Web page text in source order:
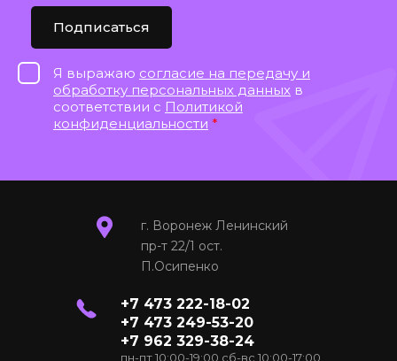
Я выражаю согласие на передачу и
обработку персональных данных в
соответствии с Политикой
конфиденциальности *
Подписаться
г. Воронеж Ленинский
пр-т 22/1 ост.
П.Осипенко
+7 473 222-18-02
+7 473 249-53-20
+7 962 329-38-24
пн-пт 10:00-19:00 сб-вс 10:00-17:00